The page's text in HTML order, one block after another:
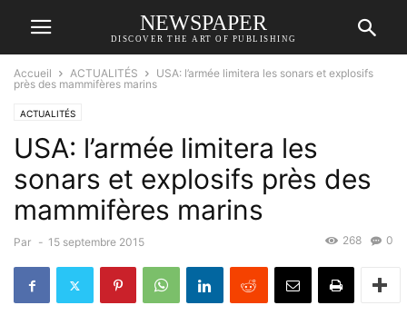
NEWSPAPER
DISCOVER THE ART OF PUBLISHING
Accueil ACTUALITÉS
USA: l’armée limitera les sonars et explosifs
près des mammifères marins
ACTUALITÉS
USA: l’armée limitera les
sonars et explosifs près des
mammifères marins
Par - 15 septembre 2015 0
268